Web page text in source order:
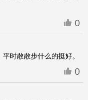
0
时散散步什么的挺好。
0